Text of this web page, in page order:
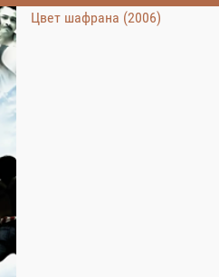
Цвет шафрана (2006)